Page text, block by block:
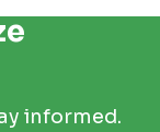
informed.